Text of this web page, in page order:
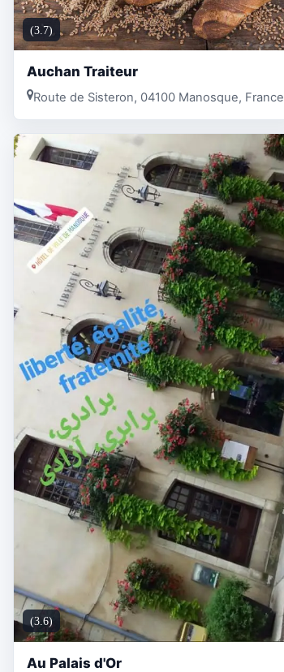
(3.7)
Auchan Traiteur
Route de Sisteron, 04100 Manosque, France
(3.6)
Au Palais d'Or